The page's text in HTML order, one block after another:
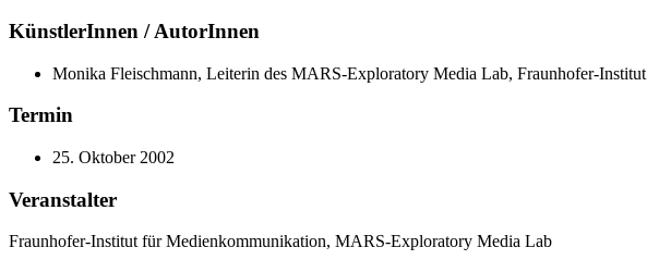
KünstlerInnen / AutorInnen
Monika Fleischmann, Leiterin des MARS-Exploratory Media Lab, Fraunhofer-
Termin
25. Oktober 2002
Veranstalter
Fraunhofer-Institut für Medienkommunikation, MARS-Exploratory Media Lab